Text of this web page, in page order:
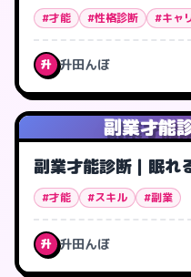
#才能 #性格診断 #キャ
升 升田んぼ
副業才能
副業才能診断｜眠れ
#才能 #スキル #副業
升 升田んぼ